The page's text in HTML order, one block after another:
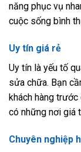
năng phục vụ
cuộc sống bình
Uy tín giá rẻ
Uy tín là yếu tố
sửa chữa. Bạn
khách hàng
có những nơi giá
Chuyên nghiệp